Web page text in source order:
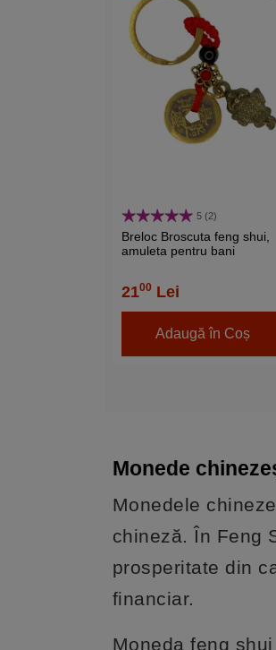
5 (2)
Breloc Broscuta feng shui,
amuleta pentru bani
2100 Lei
Adaugă în Coș
Monede
Monedele
chineză. În Feng
prosperitate din
financiar.
Moneda feng shui